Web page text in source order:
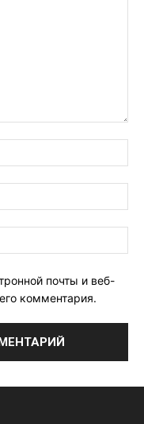
почты и веб-
комментария.